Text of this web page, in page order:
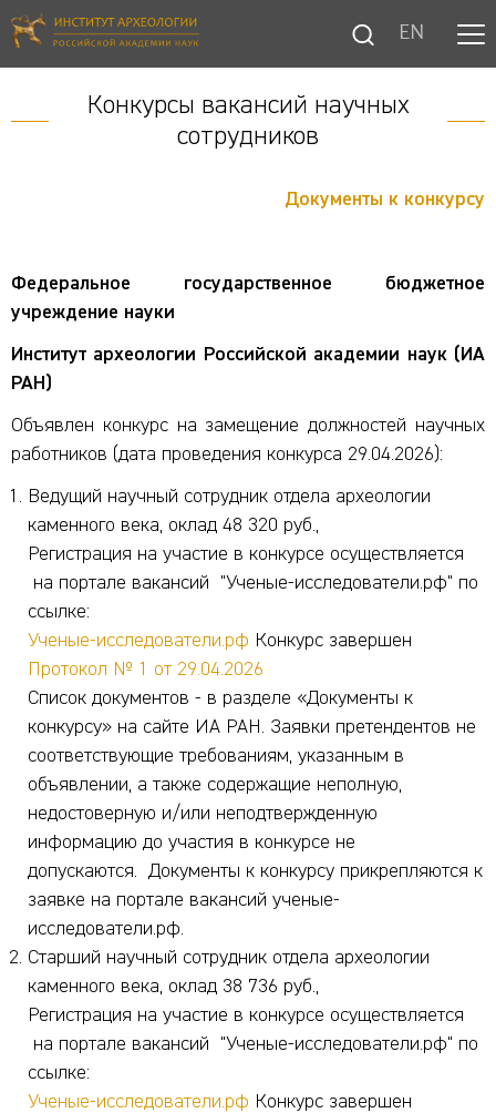
EN
Конкурсы вакансий научных
сотрудников
Документы к конкурсу
Федеральное государственное бюджетное
учреждение науки
Институт археологии Российской академии наук (ИА
РАН)
Объявлен конкурс на замещение должностей научных
работников (дата проведения конкурса 29.04.2026):
Ведущий научный сотрудник отдела археологии
каменного века, оклад 48 320 руб.,
Регистрация на участие в конкурсе осуществляется
на портале вакансий "Ученые-исследователи.рф" по
ссылке:
Ученые-исследователи.рф Конкурс завершен
Протокол № 1 от 29.04.2026
Список документов - в разделе «Документы к
конкурсу» на сайте ИА РАН. Заявки претендентов не
соответствующие требованиям, указанным в
объявлении, а также содержащие неполную,
недостоверную и/или неподтвержденную
информацию до участия в конкурсе не
допускаются. Документы к конкурсу прикрепляются к
заявке на портале вакансий ученые-
исследователи.рф.
Старший научный сотрудник отдела археологии
каменного века, оклад 38 736 руб.,
Регистрация на участие в конкурсе осуществляется
на портале вакансий "Ученые-исследователи.рф" по
ссылке:
Ученые-исследователи.рф Конкурс завершен